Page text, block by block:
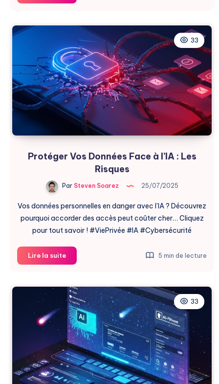
Fonds
100M$
pour
l’IA
:
Laude
Révolutionne
33
Protéger Vos Données Face à l’IA : Les
Risques
ParSteven Soarez 25/07/2025
Vos données personnelles en danger avec l’IA ? Découvrez
pourquoi accorder des accès peut coûter cher… Cliquez
pour tout savoir ! #ViePrivée #IA #Cybersécurité
Lire la suiteProtéger
Vos
Face
à
l’IA
Les
Risques
5 min de lecture
33